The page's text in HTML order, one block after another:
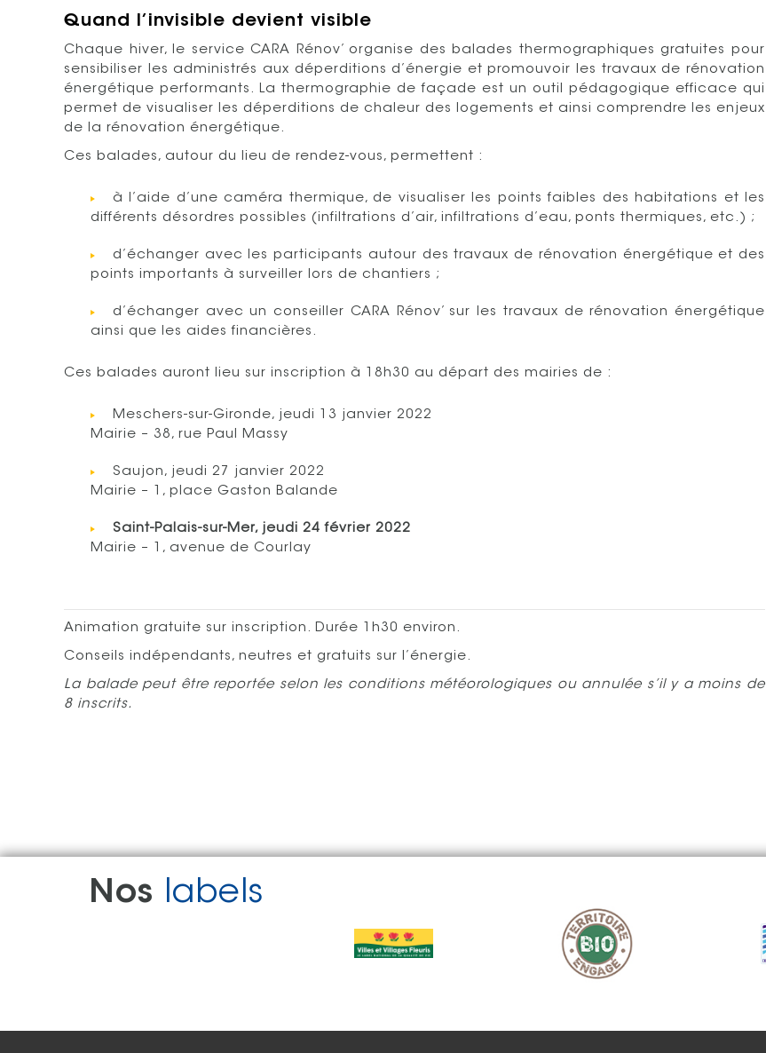
Quand l’invisible devient visible
Chaque hiver, le service CARA Rénov’ organise des balades thermographiques gratuites pour
sensibiliser les administrés aux déperditions d’énergie et promouvoir les travaux de rénovation
énergétique performants. La thermographie de façade est un outil pédagogique efficace qui
permet de visualiser les déperditions de chaleur des logements et ainsi comprendre les enjeux
de la rénovation énergétique.
Ces balades, autour du lieu de rendez-vous, permettent :
à l’aide d’une caméra thermique, de visualiser les points faibles des habitations et les
différents désordres possibles (infiltrations d’air, infiltrations d’eau, ponts thermiques, etc.) ;
d’échanger avec les participants autour des travaux de rénovation énergétique et des
points importants à surveiller lors de chantiers ;
d’échanger avec un conseiller CARA Rénov’ sur les travaux de rénovation énergétique
ainsi que les aides financières.
Ces balades auront lieu sur inscription à 18h30 au départ des mairies de :
Meschers-sur-Gironde, jeudi 13 janvier 2022
Mairie – 38, rue Paul Massy
Saujon, jeudi 27 janvier 2022
Mairie – 1, place Gaston Balande
Saint-Palais-sur-Mer, jeudi 24 février 2022
Mairie – 1, avenue de Courlay
Animation gratuite sur inscription. Durée 1h30 environ.
Conseils indépendants, neutres et gratuits sur l’énergie.
La balade peut être reportée selon les conditions météorologiques ou annulée s’il y a moins de
8 inscrits.
Nos labels